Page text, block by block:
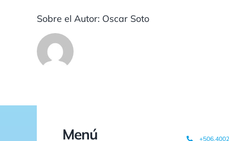
Sobre el Autor: Oscar Soto
Menú